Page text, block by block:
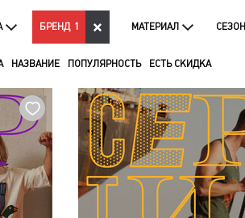
БРЕНД 1 МАТЕРИАЛ СЕЗОН
НАЗВАНИЕ ПОПУЛЯРНОСТЬ ЕСТЬ СКИДКА